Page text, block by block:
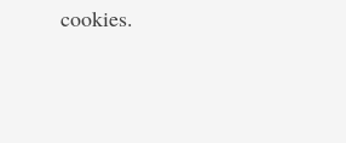
cookies.